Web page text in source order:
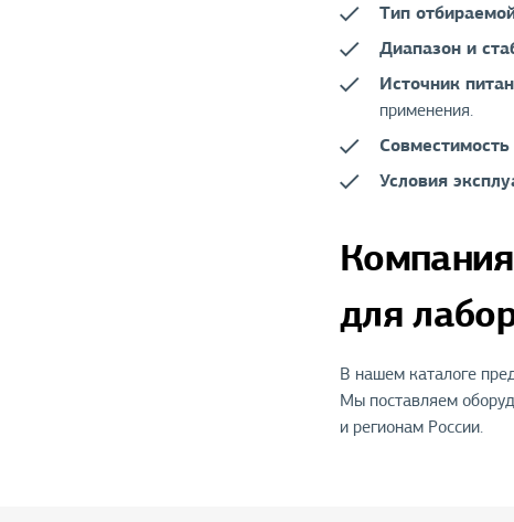
Тип
Диапазон и
Источник
применения.
Условия
для
В нашем каталоге
Мы поставляем
и регионам России.